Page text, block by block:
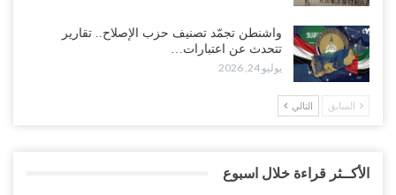
واشنطن تجمّد تصنيف حزب الإصلاح.. تقارير
تتحدث عن اعتبارات…
يوليو 24, 2026
السابق التالي
الأكــثر قراءة خلال اسبوع